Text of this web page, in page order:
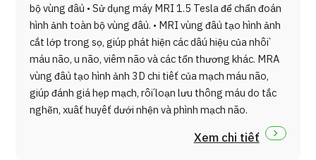
bộ vùng đầu • Sử dụng máy MRI 1.5 Tesla để chẩn đoán
hình ảnh toàn bộ vùng đầu. • MRI vùng đầu tạo hình ảnh
cắt lớp trong sọ, giúp phát hiện các dấu hiệu của nhồi
máu não, u não, viêm não và các tổn thương khác. MRA
vùng đầu tạo hình ảnh 3D chi tiết của mạch máu não,
giúp đánh giá hẹp mạch, rối loạn lưu thông máu do tắc
nghẽn, xuất huyết dưới nhện và phình mạch não.
Xem chi tiết